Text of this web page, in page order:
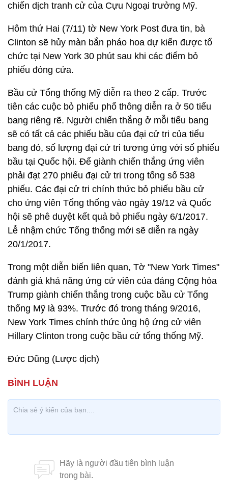
chiến dịch tranh cử của Cựu Ngoại trưởng Mỹ.
Hôm thứ Hai (7/11) tờ New York Post đưa tin, bà
Clinton sẽ hủy màn bắn pháo hoa dự kiến được tổ
chức tại New York 30 phút sau khi các điểm bỏ
phiếu đóng cửa.
Bầu cử Tổng thống Mỹ diễn ra theo 2 cấp. Trước
tiên các cuộc bỏ phiếu phổ thông diễn ra ở 50 tiểu
bang riêng rẽ. Người chiến thắng ở mỗi tiểu bang
sẽ có tất cả các phiếu bầu của đại cử tri của tiểu
bang đó, số lượng đại cử tri tương ứng với số phiếu
bầu tại Quốc hội. Để giành chiến thắng ứng viên
phải đạt 270 phiểu đại cử tri trong tổng số 538
phiếu. Các đại cử tri chính thức bỏ phiếu bầu cử
cho ứng viên Tổng thống vào ngày 19/12 và Quốc
hội sẽ phê duyệt kết quả bỏ phiếu ngày 6/1/2017.
Lễ nhậm chức Tổng thống mới sẽ diễn ra ngày
20/1/2017.
Trong một diễn biến liên quan, Tờ "New York Times"
đánh giá khả năng ứng cử viên của đảng Cộng hòa
Trump giành chiến thắng trong cuộc bầu cử Tổng
thống Mỹ là 93%. Trước đó trong tháng 9/2016,
New York Times chính thức ủng hộ ứng cử viên
Hillary Clinton trong cuộc bầu cử tổng thống Mỹ.
Đức Dũng (Lược dịch)